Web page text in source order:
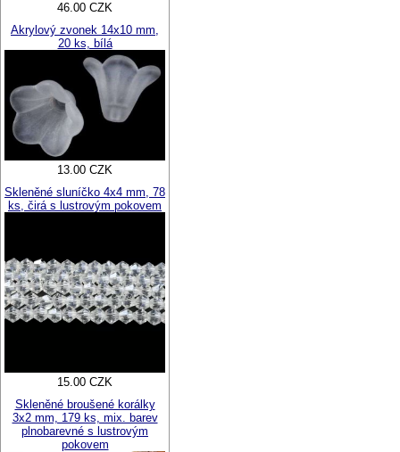
46.00 CZK
Akrylový zvonek 14x10 mm,
20 ks, bílá
13.00 CZK
Skleněné sluníčko 4x4 mm, 78
ks, čirá s lustrovým pokovem
15.00 CZK
Skleněné broušené korálky
3x2 mm, 179 ks, mix. barev
plnobarevné s lustrovým
pokovem